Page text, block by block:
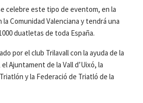
celebre este tipo de eventom, en la
Comunidad Valenciana y tendrá una
duatletas de toda España.
por el club Trilavall con la ayuda de la
Ajuntament de la Vall d’Uixó, la
y la Federació de Triatló de la